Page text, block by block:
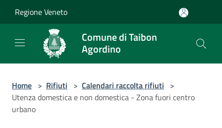
Regione Veneto
Comune di Taibon
Agordino
Home > Rifiuti > Calendari raccolta rifiuti >
Utenza domestica e non domestica - Zona fuori centro
urbano